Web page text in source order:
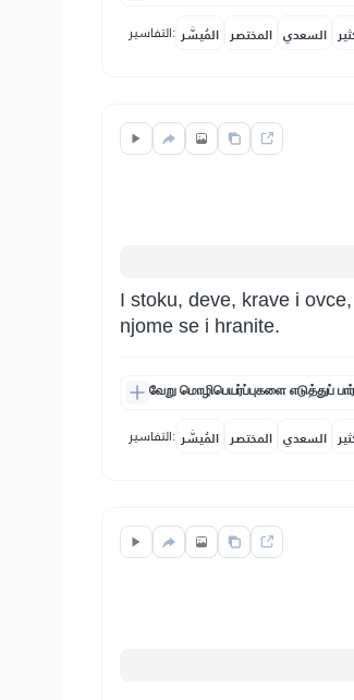
التفاسير: المُيسَّر المختصر السعدي
I stoku, deve, krave i
njome se i hranite.
வேறு மொழிபெயர்ப்புகளை எடுத்துப்
التفاسير: المُيسَّر المختصر السعدي